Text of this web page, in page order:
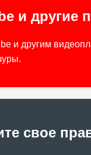
и другие
и другим
свое